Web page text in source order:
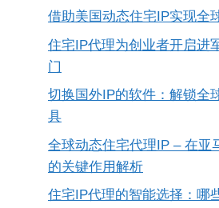
借助美国动态住宅IP实现全
住宅IP代理为创业者开启进
门
切换国外IP的软件：解锁全
具
全球动态住宅代理IP – 在亚
的关键作用解析
住宅IP代理的智能选择：哪